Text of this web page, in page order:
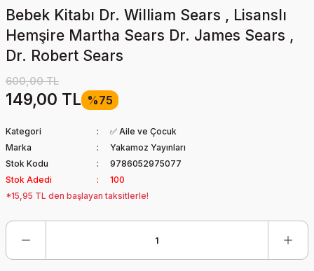
Bebek Kitabı Dr. William Sears , Lisanslı
Hemşire Martha Sears Dr. James Sears ,
Dr. Robert Sears
600,00 TL
149,00 TL %75
Kategori
✅ Aile ve Çocuk
Marka
Yakamoz Yayınları
Stok Kodu
9786052975077
Stok Adedi
100
*15,95 TL den başlayan taksitlerle!